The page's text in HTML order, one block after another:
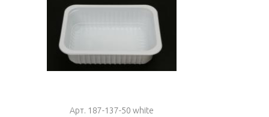
Арт. 187-137-50 white